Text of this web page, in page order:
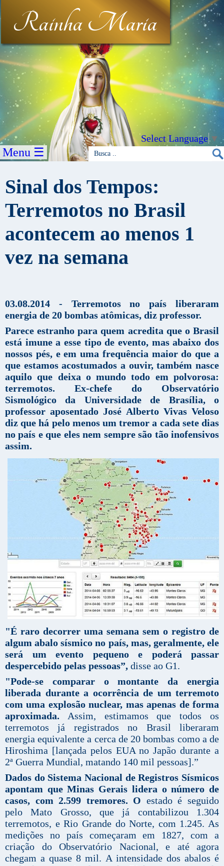
Rainha Maria
Select Language▼
Menu ☰
Sinal dos Tempos:
Terremotos no Brasil
acontecem ao menos 1
vez na semana
03.08.2014 - Terremotos no país liberaram
energia de 20 bombas atômicas, diz professor.
Parece estranho para quem acredita que o Brasil
está imune a esse tipo de evento, mas abaixo dos
nossos pés, e em uma frequência maior do que a
que estamos acostumados a ouvir, também nasce
aquilo que deixa o mundo todo em polvorosa:
terremotos. Ex-chefe do Observatório
Sismológico da Universidade de Brasília, o
professor aposentado José Alberto Vivas Veloso
diz que há pelo menos um tremor a cada sete dias
no país e que eles nem sempre são tão inofensivos
assim.
"É raro decorrer uma semana sem o registro de
algum abalo sísmico no país, mas, geralmente, ele
será um evento pequeno e poderá passar
despercebido pelas pessoas”, disse ao G1.
"Pode-se comparar o montante da energia
liberada durante a ocorrência de um terremoto
com uma explosão nuclear, mas apenas de forma
aproximada. Assim, estimamos que todos os
terremotos já registrados no Brasil liberaram
energia equivalente a cerca de 20 bombas como a de
Hiroshima [lançada pelos EUA no Japão durante a
2ª Guerra Mundial, matando 140 mil pessoas].”
Dados do Sistema Nacional de Registros Sísmicos
apontam que Minas Gerais lidera o número de
casos, com 2.599 tremores. O estado é seguido
pelo Mato Grosso, que já contabilizou 1.304
terremotos, e Rio Grande do Norte, com 1.245. As
medições no país começaram em 1827, com a
criação do Observatório Nacional, e até agora
chegam a quase 8 mil. A intensidade dos abalos é